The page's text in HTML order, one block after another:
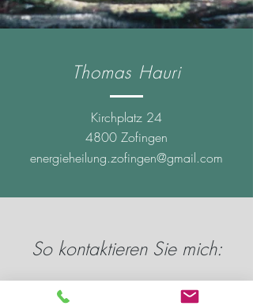
Thomas Hauri
Kirchplatz 24
4800 Zofingen
energieheilung.zofingen@gmail.com
So kontaktieren Sie mich: